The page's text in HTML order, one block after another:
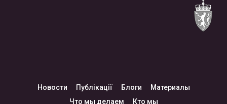
Новости Публікації Блоги
Материалы
Что мы делаем
Кто мы